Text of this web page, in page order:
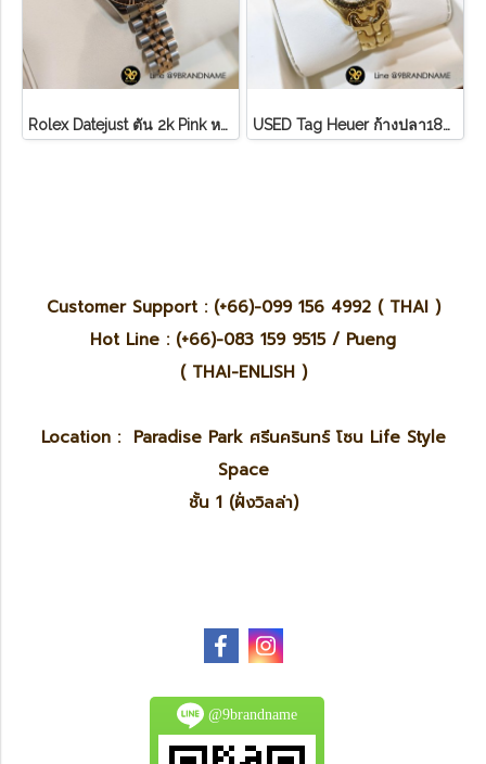
Rolex Datejust ตัน 2k Pink หลักโรมันสายจูบิลี่ Lady ไม่มี อปก U​S​E​D​ T​ag Heuer ก้างปลา18K ขอบทอง หน้า ครีม
Customer Support : (+66)-099 156 4992 ( THAI )
Hot Line : (+66)-083 159 9515 / Pueng
( THAI-ENLISH )
Location : Paradise Park ศรีนครินทร์ โซน Life Style
Space
ชั้น 1 (ฝั่งวิลล่า)
@9brandname